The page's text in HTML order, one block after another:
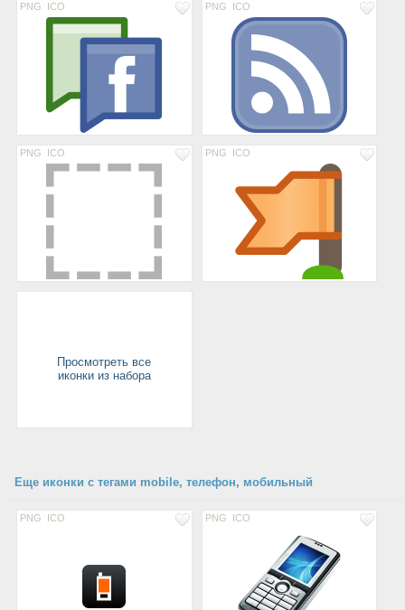
PNG ICO PNG ICO
PNG ICO PNG ICO
Просмотреть все
иконки из набора
Еще иконки с тегами mobile, телефон, мобильный
PNG ICO PNG ICO